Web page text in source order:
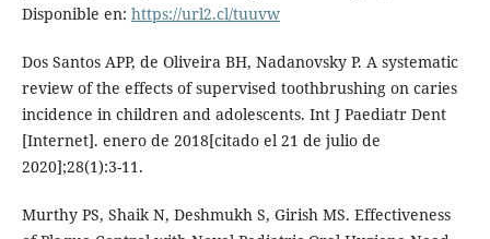
Disponible en: https://url2.cl/tuuvw
Dos Santos APP, de Oliveira BH, Nadanovsky P. A systematic
review of the effects of supervised toothbrushing on caries
incidence in children and adolescents. Int J Paediatr Dent
[Internet]. enero de 2018[citado el 21 de julio de
2020];28(1):3-11.
Murthy PS, Shaik N, Deshmukh S, Girish MS. Effectiveness